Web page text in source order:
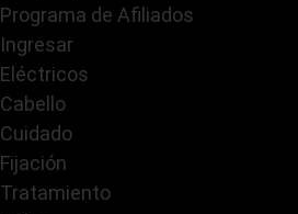
Programa de Afiliados
Ingresar
Eléctricos
Cabello
Cuidado
Fijación
Tratamiento